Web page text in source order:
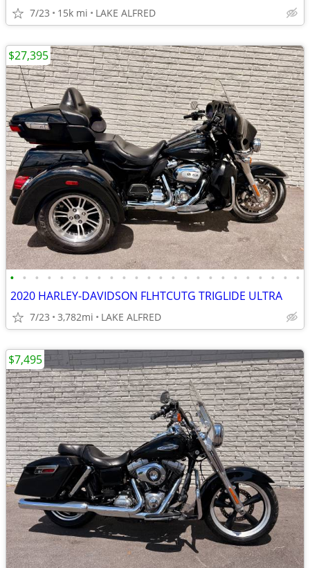
7/23 15k mi LAKE ALFRED
• • • • • • • • • • • • • • • • • • • • • • • •
2020 HARLEY-DAVIDSON FLHTCUTG TRIGLIDE ULTRA
7/23 3,782mi LAKE ALFRED
$27,395
$7,495